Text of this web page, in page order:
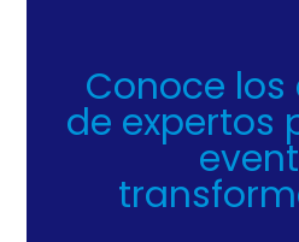
Conoce los
de expertos